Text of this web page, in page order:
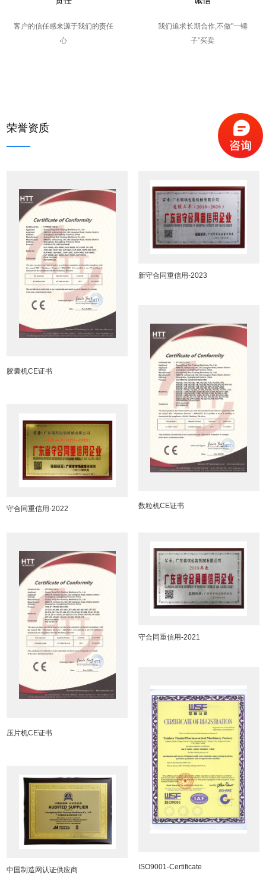
客户的信任感来源于我们的责任
心
我们追求长期合作,不做"一锤
子”买卖
荣誉资质 更多
胶囊机CE证书
守合同重信用-2022
新守合同重信用-2023
数粒机CE证书
压片机CE证书
中国制造网认证供应商
守合同重信用-2021
ISO9001-Certificate